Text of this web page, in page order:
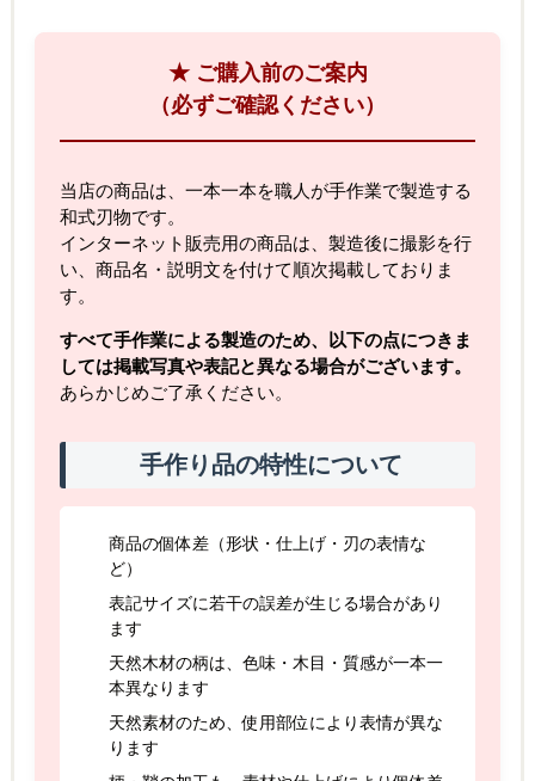
★ ご購入前のご案内
（必ずご確認ください）
当店の商品は、一本一本を職人が手作業で製造する
和式刃物です。
インターネット販売用の商品は、製造後に撮影を行
い、商品名・説明文を付けて順次掲載しておりま
す。
すべて手作業による製造のため、以下の点につきま
しては掲載写真や表記と異なる場合がございます。
あらかじめご了承ください。
手作り品の特性について
商品の個体差（形状・仕上げ・刃の表情な
ど）
表記サイズに若干の誤差が生じる場合があり
ます
天然木材の柄は、色味・木目・質感が一本一
本異なります
天然素材のため、使用部位により表情が異な
ります